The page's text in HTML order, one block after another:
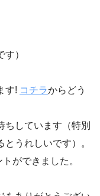
）
す! コチラからどう
しています（特別
うれしいです）。
ができました。